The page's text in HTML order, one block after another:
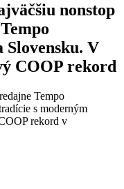
nonstop
V
COOP rekord
Tempo
s moderným
rekord v